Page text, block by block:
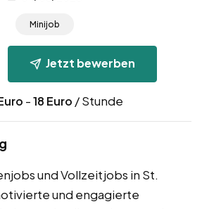
Minijob
Jetzt bewerben
-18 Euro / Stunde
und Vollzeitjobs in St.
und engagierte